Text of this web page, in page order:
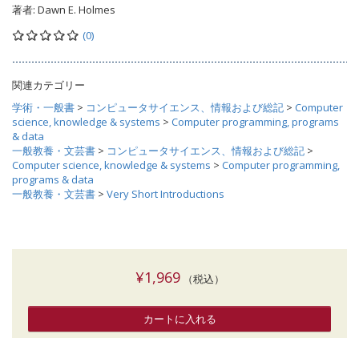
著者: Dawn E. Holmes
(0)
関連カテゴリー
学術・一般書 > コンピュータサイエンス、情報および総記 > Computer
science, knowledge & systems > Computer programming, programs
& data
一般教養・文芸書 > コンピュータサイエンス、情報および総記 >
Computer science, knowledge & systems > Computer programming,
programs & data
一般教養・文芸書 > Very Short Introductions
¥1,969（税込）
カートに入れる